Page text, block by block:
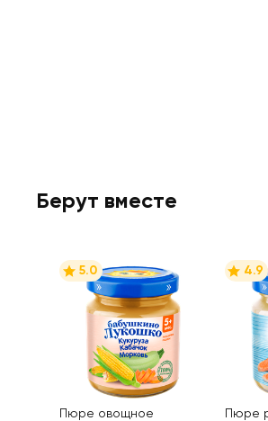
Берут вместе
5.0
Пюре овощное
4.9
Пюре